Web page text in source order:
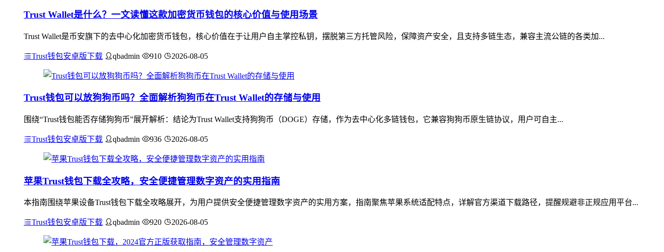
Trust Wallet是什么？一文读懂这款加密货币钱包的核心价值与使用场景
Trust Wallet是币安旗下的去中心化加密货币钱包，核心价值在于让用户自主掌控私钥，摆脱第三方托管风险，保障资产安全，且支持多链生态，兼容主流公链的各类加...
Trust钱包安卓版下载 qbadmin 910 2026-08-05
Trust钱包可以放狗狗币吗？全面解析狗狗币在Trust Wallet的存储与使用
围绕“Trust钱包能否存储狗狗币”展开解析：结论为Trust Wallet支持狗狗币（DOGE）存储，作为去中心化多链钱包，它兼容狗狗币原生链协议，用户可自主...
Trust钱包安卓版下载 qbadmin 936 2026-08-05
苹果Trust钱包下载全攻略，安全便捷管理数字资产的实用指南
本指南围绕苹果设备Trust钱包下载全攻略展开，为用户提供安全便捷管理数字资产的实用方案，指南聚焦苹果系统适配特点，详解官方渠道下载路径，提醒规避非正规应用平台...
Trust钱包安卓版下载 qbadmin 920 2026-08-05